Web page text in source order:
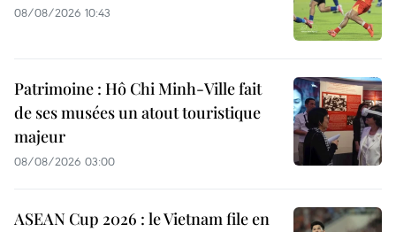
08/08/2026 10:43
Patrimoine : Hô Chi Minh-Ville fait
de ses musées un atout touristique
majeur
08/08/2026 03:00
ASEAN Cup 2026 : le Vietnam file en